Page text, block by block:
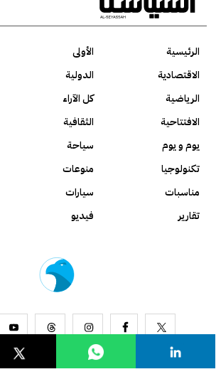
الرئيسية الأولى
الاقتصادية
الدولية
الرياضية
كل الآراء
الافتتاحية
الثقافية
يوم و يوم
سياحة
تكنولوجيا
منوعات
مناسبات
سيارات
تقارير
فيديو